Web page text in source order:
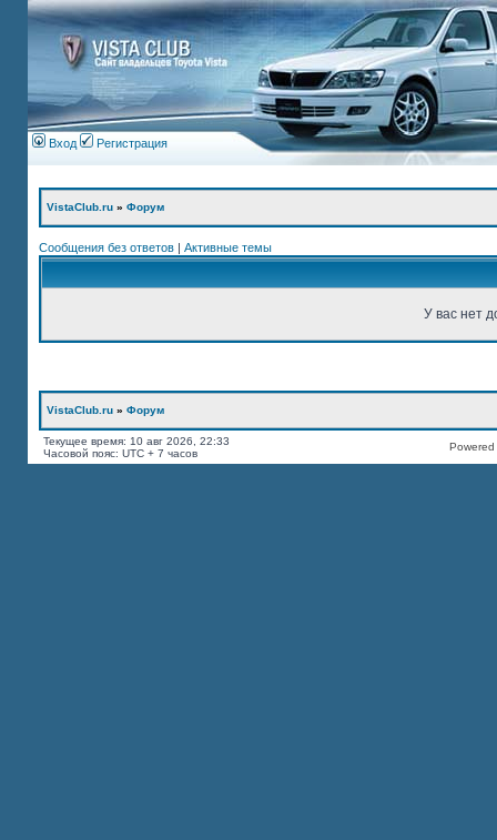
Вход Регистрация
VistaClub.ru » Форум
Сообщения без ответов | Активные темы
У вас нет
VistaClub.ru » Форум
Текущее время: 10 авг 2026, 22:33
Часовой пояс: UTC + 7 часов